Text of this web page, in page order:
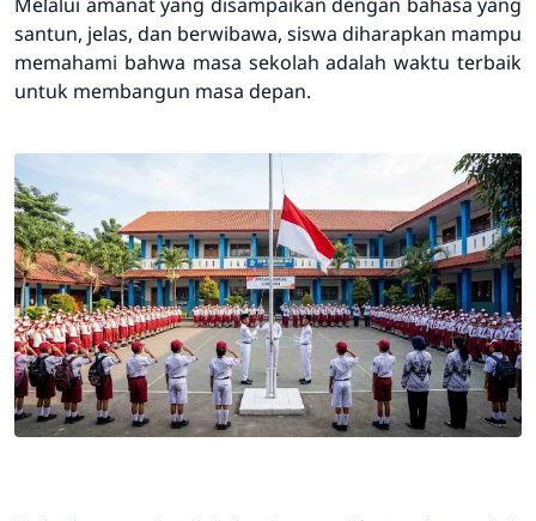
santun, jelas, dan berwibawa, siswa diharapkan mampu
memahami bahwa masa sekolah adalah waktu terbaik
untuk membangun masa depan.